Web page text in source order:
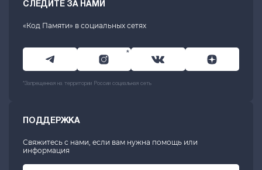
СЛЕДИТЕ ЗА НАМИ
«Код Памяти» в социальных сетях
*
*Запрещенная на территории России социальная сеть
ПОДДЕРЖКА
Свяжитесь с нами, если вам нужна помощь или
информация